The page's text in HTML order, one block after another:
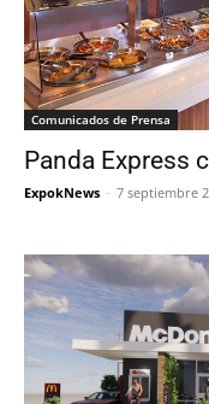
Comunicados de Prensa
Panda Express
ExpokNews - 7 septiembre